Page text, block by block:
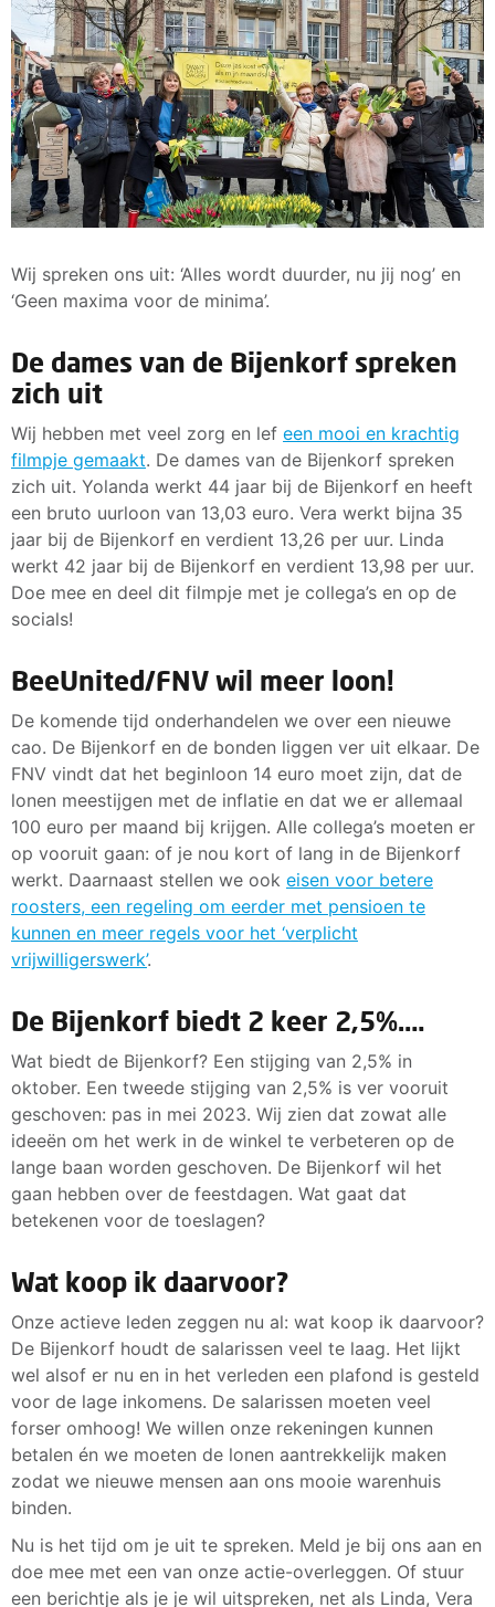
Wij spreken ons uit: ‘Alles wordt duurder, nu jij nog’ en
‘Geen maxima voor de minima’.
De dames van de Bijenkorf spreken
zich uit
Wij hebben met veel zorg en lef een mooi en krachtig
filmpje gemaakt. De dames van de Bijenkorf spreken
zich uit. Yolanda werkt 44 jaar bij de Bijenkorf en heeft
een bruto uurloon van 13,03 euro. Vera werkt bijna 35
jaar bij de Bijenkorf en verdient 13,26 per uur. Linda
werkt 42 jaar bij de Bijenkorf en verdient 13,98 per uur.
Doe mee en deel dit filmpje met je collega’s en op de
socials!
BeeUnited/FNV wil meer loon!
De komende tijd onderhandelen we over een nieuwe
cao. De Bijenkorf en de bonden liggen ver uit elkaar. De
FNV vindt dat het beginloon 14 euro moet zijn, dat de
lonen meestijgen met de inflatie en dat we er allemaal
100 euro per maand bij krijgen. Alle collega’s moeten er
op vooruit gaan: of je nou kort of lang in de Bijenkorf
werkt. Daarnaast stellen we ook eisen voor betere
roosters, een regeling om eerder met pensioen te
kunnen en meer regels voor het ‘verplicht
vrijwilligerswerk’.
De Bijenkorf biedt 2 keer 2,5%….
Wat biedt de Bijenkorf? Een stijging van 2,5% in
oktober. Een tweede stijging van 2,5% is ver vooruit
geschoven: pas in mei 2023. Wij zien dat zowat alle
ideeën om het werk in de winkel te verbeteren op de
lange baan worden geschoven. De Bijenkorf wil het
gaan hebben over de feestdagen. Wat gaat dat
betekenen voor de toeslagen?
Wat koop ik daarvoor?
Onze actieve leden zeggen nu al: wat koop ik daarvoor?
De Bijenkorf houdt de salarissen veel te laag. Het lijkt
wel alsof er nu en in het verleden een plafond is gesteld
voor de lage inkomens. De salarissen moeten veel
forser omhoog! We willen onze rekeningen kunnen
betalen én we moeten de lonen aantrekkelijk maken
zodat we nieuwe mensen aan ons mooie warenhuis
binden.
Nu is het tijd om je uit te spreken. Meld je bij ons aan en
doe mee met een van onze actie-overleggen. Of stuur
een berichtje als je je wil uitspreken, net als Linda, Vera